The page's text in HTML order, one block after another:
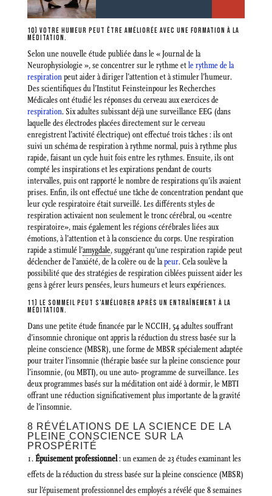
10) VOTRE HUMEUR PEUT ÊTRE AMÉLIORÉE AVEC UNE FORMATION À LA
MÉDITATION.
Selon une nouvelle étude publiée dans le « Journal de la
Neurophysiologie », se concentrer sur le rythme etle rythme de la
respirationpeut aider à diriger l’attention et à stimuler l’humeur.
Des scientifiques du l’Institut Feinsteinpour les Recherches
Médicales ont étudié les réponses du cerveau aux exercices de
respiration. Six adultes subissant déjà une surveillance EEG (dans
laquelle des électrodes placées directement sur le cerveau
enregistrent l’activité électrique) ont effectué trois tâches : ils ont
suivi un schéma de respiration à rythme normal, puis à rythme plus
rapide, faisant un cycle huit fois entre les rythmes. Ensuite, ils ont
compté les inspirations et les expirations pendant de courts
intervalles, puis ont rapporté le nombre de respirations qu’ils avaient
prises. Enfin, ils ont effectué une tâche de concentration pendant que
leur cycle respiratoire était surveillé. Les différents styles de
respiration activaient non seulement le tronc cérébral, ou «centre
respiratoire», mais également les régions cérébrales liées aux
émotions, à l’attention et à la conscience du corps. Une respiration
rapide a stimulé l’amygdale, suggérant qu’une respiration rapide peut
déclencher de l’anxiété, de la colère ou de lapeur. Cela soulève la
possibilité que des stratégies de respiration ciblées puissent aider les
gens à gérer leurs pensées, leurs humeurs et leurs expériences.
11) LE SOMMEIL PEUT S’AMÉLIORER APRÈS UN ENTRAÎNEMENT À LA
MÉDITATION.
Dans une petite étude financée par le NCCIH, 54 adultes souffrant
d’insomnie chronique ont appris la réduction du stress basée sur la
pleine conscience (MBSR), une forme de MBSR spécialement adaptée
pour traiter l’insomnie (thérapie basée sur la pleine conscience pour
l’insomnie, (ou MBTI), ou une auto- programme de surveillance. Les
deux programmes basés sur la méditation ont aidé à dormir, le MBTI
offrant une réduction significativement plus importante de la gravité
de l’insomnie.
8 RÉVÉLATIONS DE LA SCIENCE DE LA
PLEINE CONSCIENCE SUR LA
PROSPÉRITÉ
Épuisement professionnel: un examen de 23 études examinant les
effets de la réduction du stress basée sur la pleine conscience (MBSR)
sur l’épuisement professionnel des employés a révélé que 8 semaines